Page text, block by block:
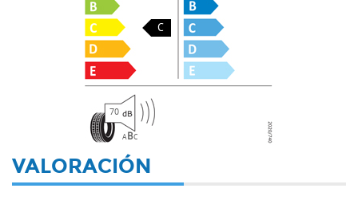
C
70
ABC
VALORACIÓN